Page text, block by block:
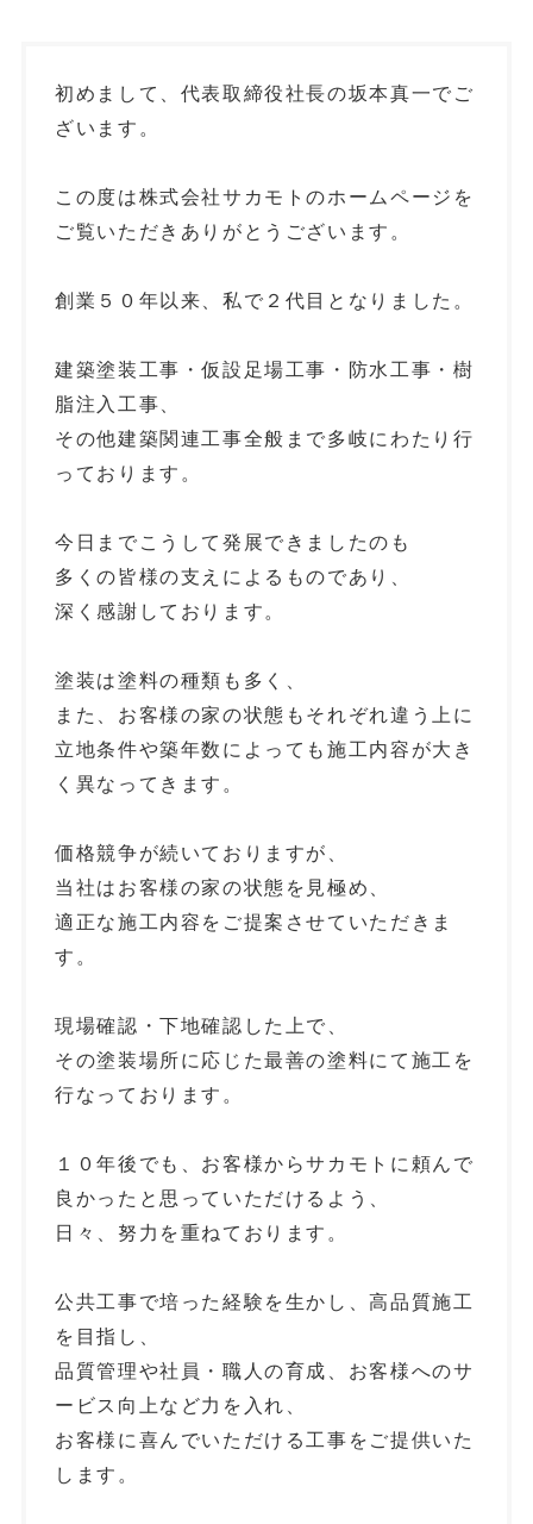
初めまして、代表取締役社長の坂本真一でご
ざいます。
この度は株式会社サカモトのホームページを
ご覧いただきありがとうございます。
創業５０年以来、私で２代目となりました。
建築塗装工事・仮設足場工事・防水工事・樹
脂注入工事、
その他建築関連工事全般まで多岐にわたり行
っております。
今日までこうして発展できましたのも
多くの皆様の支えによるものであり、
深く感謝しております。
塗装は塗料の種類も多く、
また、お客様の家の状態もそれぞれ違う上に
立地条件や築年数によっても施工内容が大き
く異なってきます。
価格競争が続いておりますが、
当社はお客様の家の状態を見極め、
適正な施工内容をご提案させていただきま
す。
現場確認・下地確認した上で、
その塗装場所に応じた最善の塗料にて施工を
行なっております。
１０年後でも、お客様からサカモトに頼んで
良かったと思っていただけるよう、
日々、努力を重ねております。
公共工事で培った経験を生かし、高品質施工
を目指し、
品質管理や社員・職人の育成、お客様へのサ
ービス向上など力を入れ、
お客様に喜んでいただける工事をご提供いた
します。